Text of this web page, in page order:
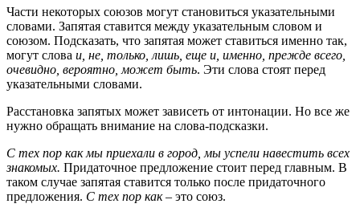
Части некоторых союзов могут становиться указательными
словами. Запятая ставится между указательным словом и
союзом. Подсказать, что запятая может ставиться именно так,
могут слова и, не, только, лишь, еще и, именно, прежде всего,
очевидно, вероятно, может быть. Эти слова стоят перед
указательными словами.
Расстановка запятых может зависеть от интонации. Но все же
нужно обращать внимание на слова-подсказки.
С тех пор как мы приехали в город, мы успели навестить всех
знакомых. Придаточное предложение стоит перед главным. В
таком случае запятая ставится только после придаточного
предложения. С тех пор как– это союз.